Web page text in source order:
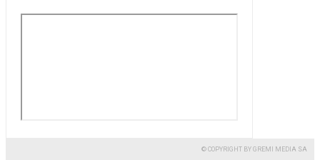
© COPYRIGHT BY GREMI MEDIA SA